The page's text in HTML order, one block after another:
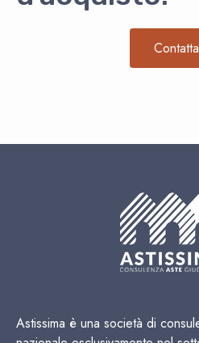
Astissima è una società di